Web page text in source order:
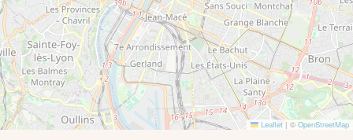
Leaflet | © OpenStreetMap